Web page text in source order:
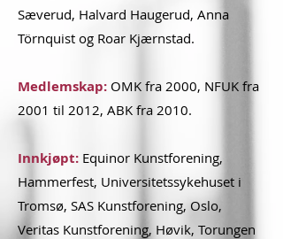
Sæverud, Halvard Haugerud, Anna
Törnquist og Roar Kjærnstad.
Medlemskap: OMK fra 2000, NFUK fra
2001 til 2012, ABK fra 2010.
Innkjøpt: Equinor Kunstforening,
Hammerfest, Universitetssykehuset i
Tromsø, SAS Kunstforening, Oslo,
Veritas Kunstforening, Høvik, Torungen